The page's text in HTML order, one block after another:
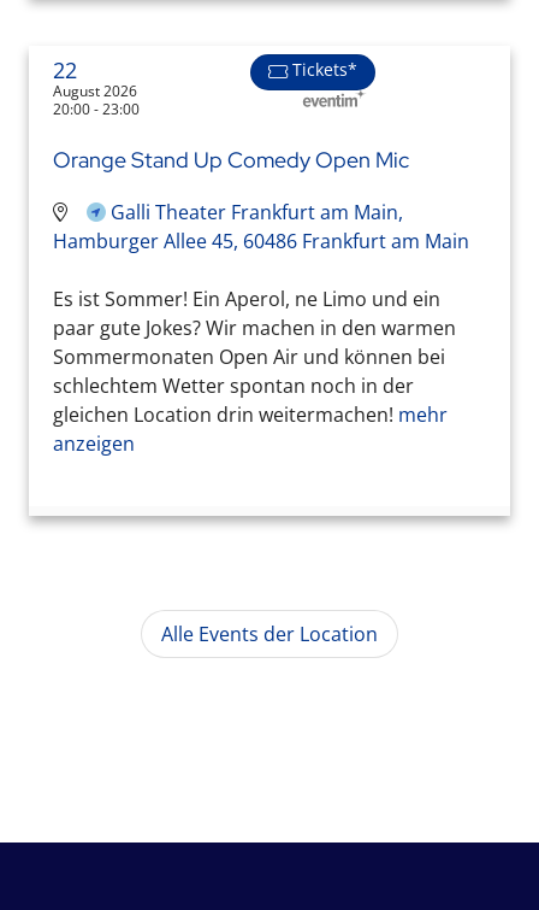
22
August 2026
20:00 - 23:00
Tickets*
Orange Stand Up Comedy Open Mic
Galli Theater Frankfurt am Main,
Hamburger Allee 45, 60486 Frankfurt am Main
Es ist Sommer! Ein Aperol, ne Limo und ein
paar gute Jokes? Wir machen in den warmen
Sommermonaten Open Air und können bei
schlechtem Wetter spontan noch in der
gleichen Location drin weitermachen! mehr
anzeigen
Alle Events der Location